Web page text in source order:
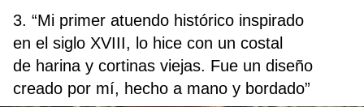
3. “Mi primer atuendo histórico inspirado
en el siglo XVIII, lo hice con un costal
de harina y cortinas viejas. Fue un diseño
creado por mí, hecho a mano y bordado”